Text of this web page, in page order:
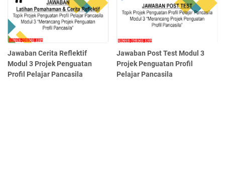
Jawaban Cerita Reflektif
Modul 3 Projek Penguatan
Profil Pelajar Pancasila
Jawaban Post Test Modul 3
Projek Penguatan Profil
Pelajar Pancasila